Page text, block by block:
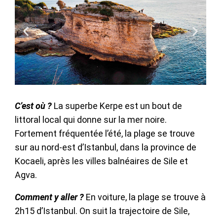
C’est où ? La superbe Kerpe est un bout de
littoral local qui donne sur la mer noire.
Fortement fréquentée l’été, la plage se trouve
sur au nord-est d’Istanbul, dans la province de
Kocaeli, après les villes balnéaires de Sile et
Agva.
Comment y aller ? En voiture, la plage se trouve à
2h15 d’Istanbul. On suit la trajectoire de Sile,